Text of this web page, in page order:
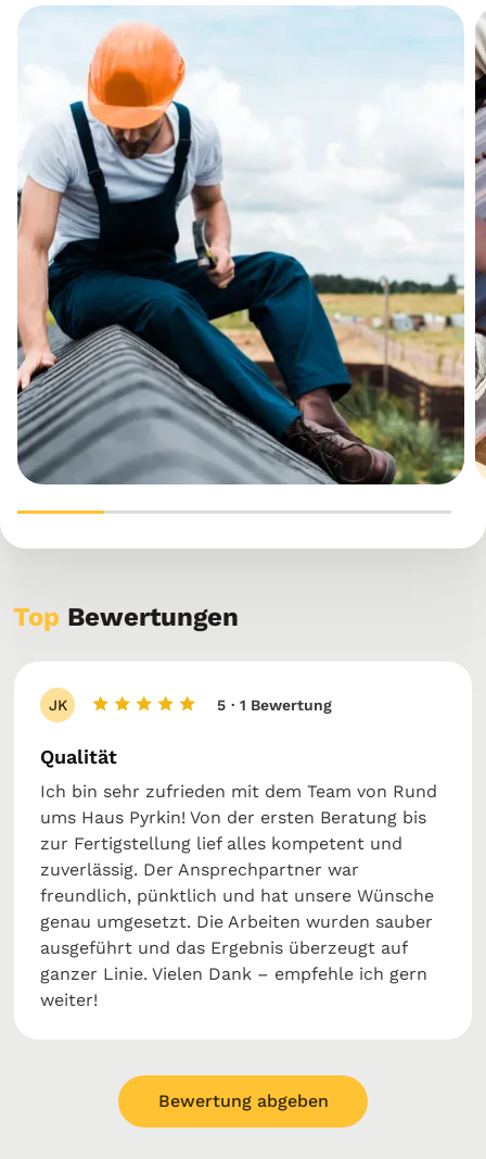
Top Bewertungen
JK 5 · 1 Bewertung
Qualität
Ich bin sehr zufrieden mit dem Team von Rund
ums Haus Pyrkin! Von der ersten Beratung bis
zur Fertigstellung lief alles kompetent und
zuverlässig. Der Ansprechpartner war
freundlich, pünktlich und hat unsere Wünsche
genau umgesetzt. Die Arbeiten wurden sauber
ausgeführt und das Ergebnis überzeugt auf
ganzer Linie. Vielen Dank – empfehle ich gern
weiter!
Bewertung abgeben